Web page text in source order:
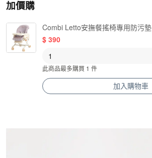
加價購
Combi Letto安撫餐搖椅專用防污墊
$ 390
此商品最多購買 1 件
加入購物車